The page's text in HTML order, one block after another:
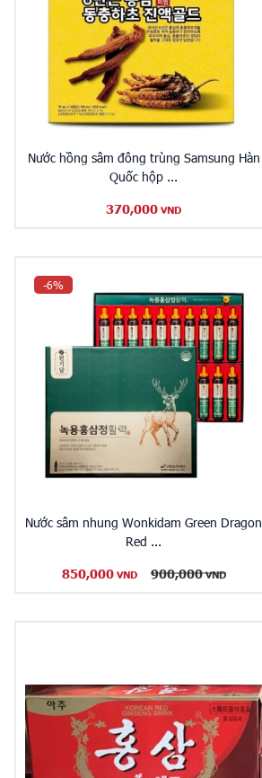
Nước hồng sâm đông trùng Samsung Hàn
Quốc hộp ...
370,000 VND
-6%
Nước sâm nhung Wonkidam Green Dragon
Red ...
850,000 VND 900,000 VND